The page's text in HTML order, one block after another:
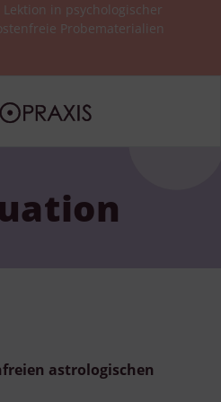
in psychologischer
Probematerialien
astrologischen